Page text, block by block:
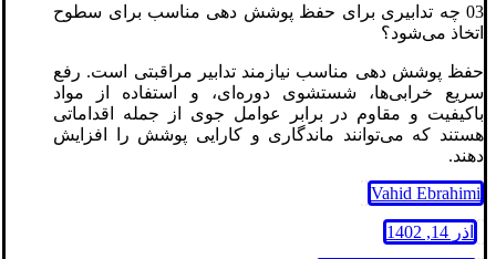
03 چه تدابیری برای حفظ پوشش دهی مناسب برای سطوح
اتخاذ می‌شود؟
حفظ پوشش دهی مناسب نیازمند تدابیر مراقبتی است. رفع
سریع خرابی‌ها، شستشوی دوره‌ای، و استفاده از مواد
باکیفیت و مقاوم در برابر عوامل جوی از جمله اقداماتی
هستند که می‌توانند ماندگاری و کارایی پوشش را افزایش
دهند.
Vahid Ebrahimi
آذر 14, 1402